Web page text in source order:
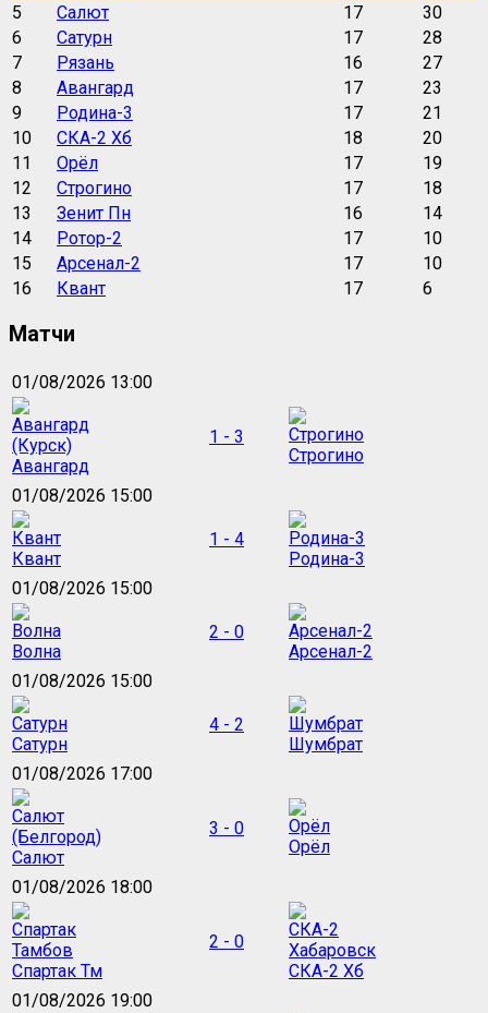
5
Салют 17
30
6
Сатурн 17
28
7
Рязань 16
27
8
Авангард 17
23
9
Родина-3 17
21
10
СКА-2 Хб 18
20
11
Орёл 17
19
12
Строгино 17
18
13
Зенит Пн 16
14
14
Ротор-2 17
10
15
Арсенал-2 17
10
16
Квант 17 6
Матчи
01/08/2026 13:00
Авангард
1 - 3
Строгино
01/08/2026 15:00
Квант
1 - 4
Родина-3
01/08/2026 15:00
Волна
2 - 0
Арсенал-2
01/08/2026 15:00
Сатурн
4 - 2
Шумбрат
01/08/2026 17:00
Салют
3 - 0
Орёл
01/08/2026 18:00
Спартак Тм
2 - 0
СКА-2 Хб
01/08/2026 19:00